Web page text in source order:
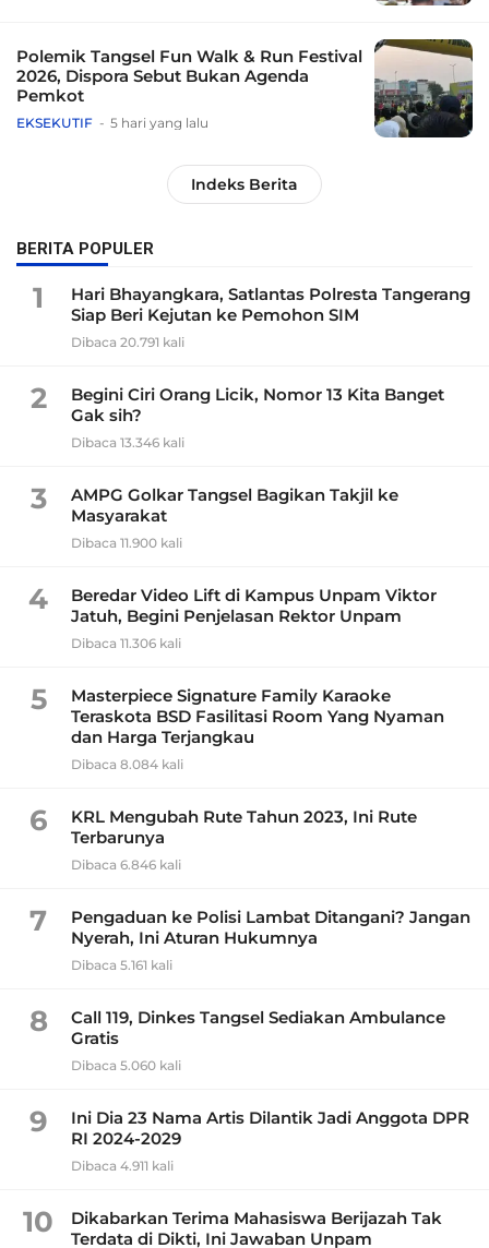
Polemik Tangsel Fun Walk & Run Festival
2026, Dispora Sebut Bukan Agenda
Pemkot
EKSEKUTIF 5 hari yang lalu
Indeks Berita
BERITA POPULER
1
Hari Bhayangkara, Satlantas Polresta Tangerang
Siap Beri Kejutan ke Pemohon SIM
Dibaca 20.791 kali
2
Begini Ciri Orang Licik, Nomor 13 Kita Banget
Gak sih?
Dibaca 13.346 kali
3
AMPG Golkar Tangsel Bagikan Takjil ke
Masyarakat
Dibaca 11.900 kali
4
Beredar Video Lift di Kampus Unpam Viktor
Jatuh, Begini Penjelasan Rektor Unpam
Dibaca 11.306 kali
5
Masterpiece Signature Family Karaoke
Teraskota BSD Fasilitasi Room Yang Nyaman
dan Harga Terjangkau
Dibaca 8.084 kali
6
KRL Mengubah Rute Tahun 2023, Ini Rute
Terbarunya
Dibaca 6.846 kali
7
Pengaduan ke Polisi Lambat Ditangani? Jangan
Nyerah, Ini Aturan Hukumnya
Dibaca 5.161 kali
8
Call 119, Dinkes Tangsel Sediakan Ambulance
Gratis
Dibaca 5.060 kali
9
Ini Dia 23 Nama Artis Dilantik Jadi Anggota DPR
RI 2024-2029
Dibaca 4.911 kali
10
Dikabarkan Terima Mahasiswa Berijazah Tak
Terdata di Dikti, Ini Jawaban Unpam